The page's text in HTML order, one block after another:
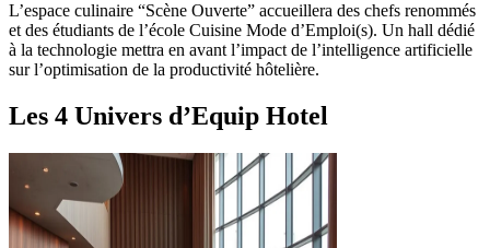
L’espace culinaire “Scène Ouverte” accueillera des chefs renommés
et des étudiants de l’école Cuisine Mode d’Emploi(s). Un hall dédié
à la technologie mettra en avant l’impact de l’intelligence artificielle
sur l’optimisation de la productivité hôtelière.
Les 4 Univers d’Equip Hotel